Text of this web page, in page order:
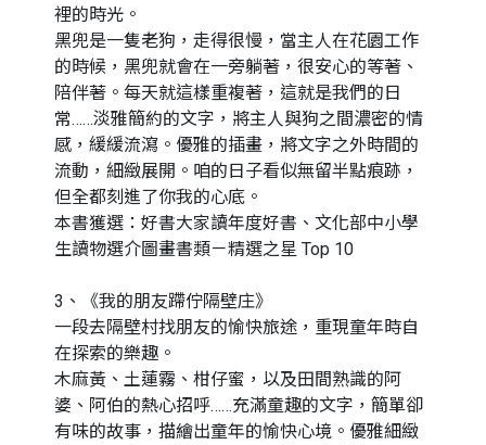
裡的時光。
黑兜是一隻老狗，走得很慢，當主人在花園工作
的時候，黑兜就會在一旁躺著，很安心的等著、
陪伴著。每天就這樣重複著，這就是我們的日
常……淡雅簡約的文字，將主人與狗之間濃密的情
感，緩緩流瀉。優雅的插畫，將文字之外時間的
流動，細緻展開。咱的日子看似無留半點痕跡，
但全都刻進了你我的心底。
本書獲選：好書大家讀年度好書、文化部中小學
生讀物選介圖畫書類－精選之星 Top 10
3、《我的朋友蹛佇隔壁庄》
一段去隔壁村找朋友的愉快旅途，重現童年時自
在探索的樂趣。
木麻黃、土蓮霧、柑仔蜜，以及田間熟識的阿
婆、阿伯的熱心招呼……充滿童趣的文字，簡單卻
有味的故事，描繪出童年的愉快心境。優雅細緻